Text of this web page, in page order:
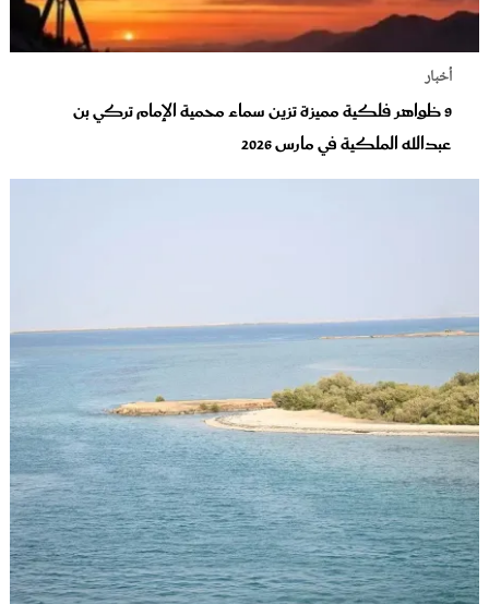
أخبار
9 ظواهر فلكية مميزة تزين سماء محمية الإمام تركي بن
عبدالله الملكية في مارس 2026